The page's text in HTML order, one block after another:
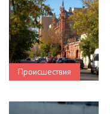
Происшествия